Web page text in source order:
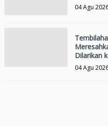
04 Agu
Dilarikan
04 Agu